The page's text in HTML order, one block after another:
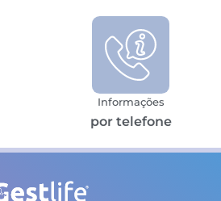
Informações
por telefone